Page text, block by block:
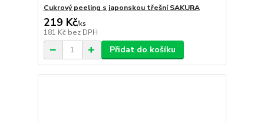
Cukrový peeling s japonskou třešní SAKURA
219 Kč/ks
181 Kč bez DPH
Přidat do košíku